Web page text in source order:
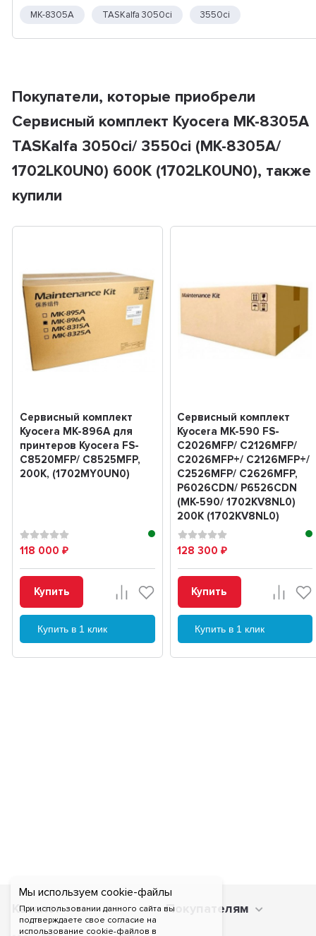
Мы используем cookie-файлы
При использовании данного сайта вы
подтверждаете свое согласие на
использование cookie-файлов в
MK-8305A TASKalfa 3050ci 3550ci
Покупатели, которые приобрели
Сервисный комплект Kyocera MK-8305A
TASKalfa 3050ci/ 3550ci (MK-8305A/
1702LK0UN0) 600K (1702LK0UN0), также
купили
Сервисный комплект
Kyocera MK-896A для
принтеров Kyocera FS-
C8520MFP/ C8525MFP,
200K, (1702MY0UN0)
118 000 ₽
Купить
Купить в 1 клик
Сервисный комплект
Kyocera MK-590 FS-
C2026MFP/ C2126MFP/
C2026MFP+/ C2126MFP+/
C2526MFP/ C2626MFP,
P6026CDN/ P6526CDN
(MK-590/ 1702KV8NL0)
200K (1702KV8NL0)
128 300₽
Купить
Купить в 1 клик
Каталог Покупателям